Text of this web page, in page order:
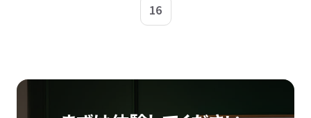
16